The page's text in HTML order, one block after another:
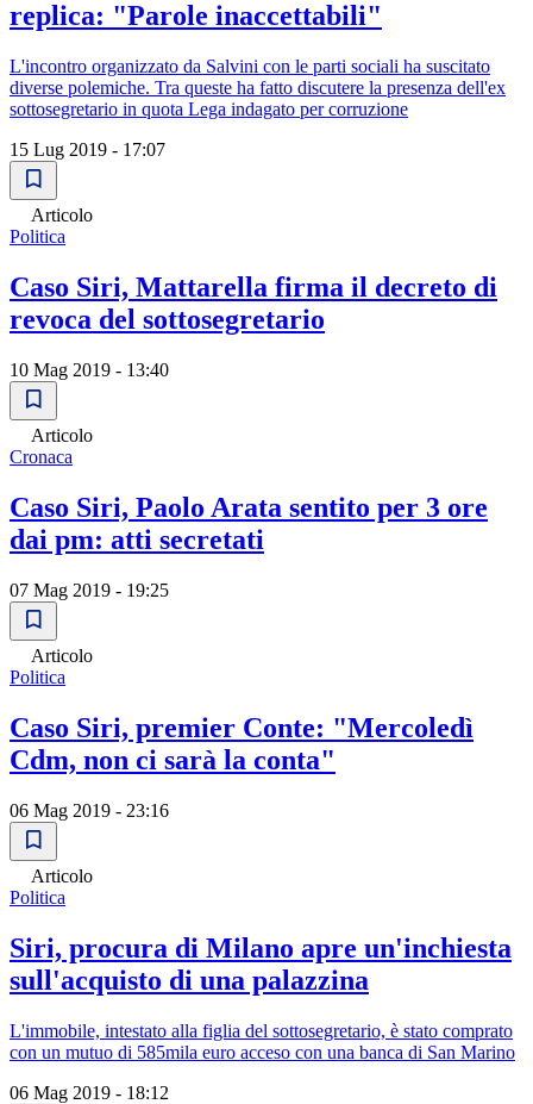
replica: "Parole inaccettabili"
L'incontro organizzato da Salvini con le parti sociali ha suscitato
diverse polemiche. Tra queste ha fatto discutere la presenza dell'ex
sottosegretario in quota Lega indagato per corruzione
15 Lug 2019 - 17:07
Articolo
Politica
Caso Siri, Mattarella firma il decreto di
revoca del sottosegretario
10 Mag 2019 - 13:40
Articolo
Cronaca
Caso Siri, Paolo Arata sentito per 3 ore
dai pm: atti secretati
07 Mag 2019 - 19:25
Articolo
Politica
Caso Siri, premier Conte: "Mercoledì
Cdm, non ci sarà la conta"
06 Mag 2019 - 23:16
Articolo
Politica
Siri, procura di Milano apre un'inchiesta
sull'acquisto di una palazzina
L'immobile, intestato alla figlia del sottosegretario, è stato comprato
con un mutuo di 585mila euro acceso con una banca di San Marino
06 Mag 2019 - 18:12